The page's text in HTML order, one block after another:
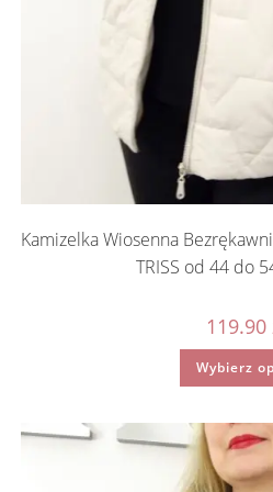
Kamizelka Wiosenna
TRISS od 44 do
119.90
Wybierz